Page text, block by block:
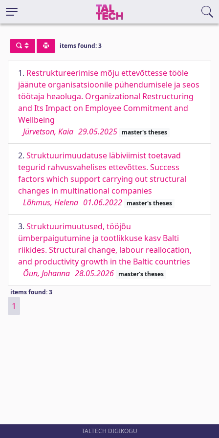
items found: 3
1. Restruktureerimise mõju ettevõttesse tööle
jäänute organisatsioonile pühendumisele ja seos
töötaja heaoluga. Organizational Restructuring
and Its Impact on Employee Commitment and
Wellbeing
Jürvetson, Kaia 29.05.2025 master's theses
2. Struktuurimuudatuse läbiviimist toetavad
tegurid rahvusvahelises ettevõttes. Success
factors which support carrying out structural
changes in multinational companies
Lõhmus, Helena 01.06.2022 master's theses
3. Struktuurimuutused, tööjõu
ümberpaigutumine ja tootlikkuse kasv Balti
riikides. Structural change, labour reallocation,
and productivity growth in the Baltic countries
Õun, Johanna 28.05.2026 master's theses
items found: 3
1
TALTECH DIGIKOGU